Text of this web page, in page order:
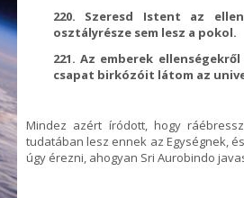
220. Szeresd Istent az
osztályrésze sem lesz a pokol.
221. Az emberek
csapat birkózóit látom az
Mindez azért íródott, hogy
tudatában lesz ennek az Egységnek,
úgy érezni, ahogyan Sri Aurobindo